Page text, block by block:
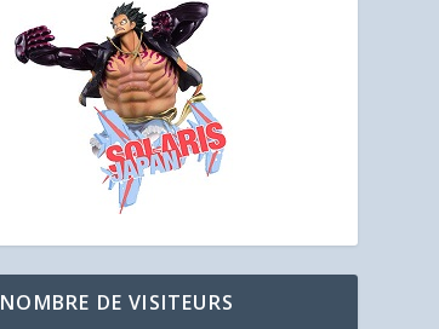
NOMBRE DE VISITEURS